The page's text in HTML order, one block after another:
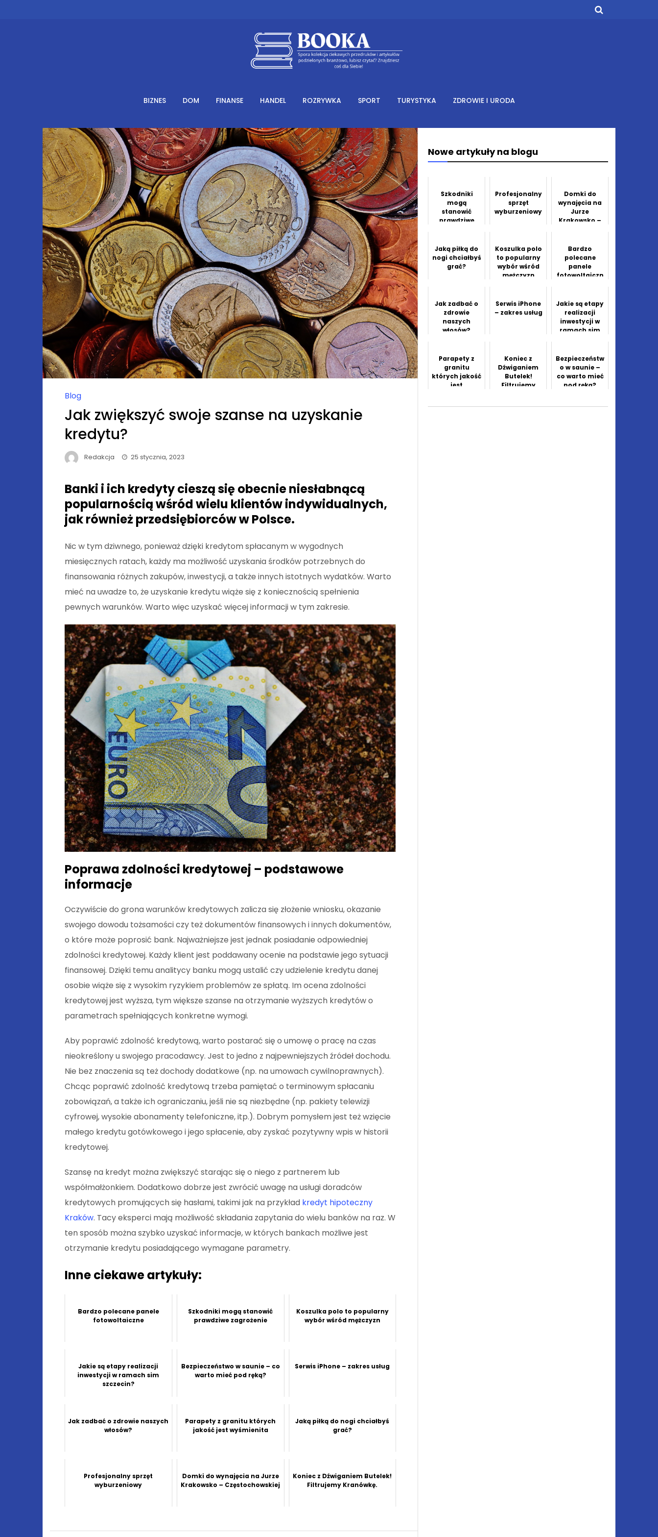
BIZNES DOM FINANSE HANDEL ROZRYWKA SPORT TURYSTYKA ZDROWIE I URODA
Blog
Jak zwiększyć swoje szanse na uzyskanie
kredytu?
Redakcja 25 stycznia, 2023
Banki i ich kredyty cieszą się obecnie niesłabnącą
popularnością wśród wielu klientów indywidualnych,
jak również przedsiębiorców w Polsce.
Nic w tym dziwnego, ponieważ dzięki kredytom spłacanym w wygodnych
miesięcznych ratach, każdy ma możliwość uzyskania środków potrzebnych do
finansowania różnych zakupów, inwestycji, a także innych istotnych wydatków. Warto
mieć na uwadze to, że uzyskanie kredytu wiąże się z koniecznością spełnienia
pewnych warunków. Warto więc uzyskać więcej informacji w tym zakresie.
Poprawa zdolności kredytowej – podstawowe
informacje
Oczywiście do grona warunków kredytowych zalicza się złożenie wniosku, okazanie
swojego dowodu tożsamości czy też dokumentów finansowych i innych dokumentów,
o które może poprosić bank. Najważniejsze jest jednak posiadanie odpowiedniej
zdolności kredytowej. Każdy klient jest poddawany ocenie na podstawie jego sytuacji
finansowej. Dzięki temu analitycy banku mogą ustalić czy udzielenie kredytu danej
osobie wiąże się z wysokim ryzykiem problemów ze spłatą. Im ocena zdolności
kredytowej jest wyższa, tym większe szanse na otrzymanie wyższych kredytów o
parametrach spełniających konkretne wymogi.
Aby poprawić zdolność kredytową, warto postarać się o umowę o pracę na czas
nieokreślony u swojego pracodawcy. Jest to jedno z najpewniejszych źródeł dochodu.
Nie bez znaczenia są też dochody dodatkowe (np. na umowach cywilnoprawnych).
Chcąc poprawić zdolność kredytową trzeba pamiętać o terminowym spłacaniu
zobowiązań, a także ich ograniczaniu, jeśli nie są niezbędne (np. pakiety telewizji
cyfrowej, wysokie abonamenty telefoniczne, itp.). Dobrym pomysłem jest też wzięcie
małego kredytu gotówkowego i jego spłacenie, aby zyskać pozytywny wpis w historii
kredytowej.
Szansę na kredyt można zwiększyć starając się o niego z partnerem lub
współmałżonkiem. Dodatkowo dobrze jest zwrócić uwagę na usługi doradców
kredytowych promujących się hasłami, takimi jak na przykład kredyt hipoteczny
Kraków. Tacy eksperci mają możliwość składania zapytania do wielu banków na raz. W
ten sposób można szybko uzyskać informacje, w których bankach możliwe jest
otrzymanie kredytu posiadającego wymagane parametry.
Inne ciekawe artykuły:
Bardzo polecane panele
fotowoltaiczne
Szkodniki mogą stanowić
prawdziwe zagrożenie
Koszulka polo to popularny
wybór wśród mężczyzn
Jakie są etapy realizacji
inwestycji w ramach sim
szczecin?
Bezpieczeństwo w saunie – co
warto mieć pod ręką?
Serwis iPhone – zakres usług
Jak zadbać o zdrowie naszych
włosów?
Parapety z granitu których
jakość jest wyśmienita
Jaką piłką do nogi chciałbyś
grać?
Profesjonalny sprzęt
wyburzeniowy
Domki do wynajęcia na Jurze
Krakowsko – Częstochowskiej
Koniec z Dźwiganiem Butelek!
Filtrujemy Kranówkę.
Nowe artykuły na blogu
Szkodniki
mogą
stanowić
prawdziwe
Profesjonalny
sprzęt
wyburzeniowy
Domki do
wynajęcia na
Jurze
Krakowsko –
Jaką piłką do
nogi chciałbyś
grać?
Koszulka polo
to popularny
wybór wśród
mężczyzn
Bardzo
polecane
panele
fotowoltaiczn
Jak zadbać o
zdrowie
naszych
włosów?
Serwis iPhone
– zakres usług
Jakie są etapy
realizacji
inwestycji w
ramach sim
Parapety z
granitu
których jakość
jest
Koniec z
Dźwiganiem
Butelek!
Filtrujemy
Bezpieczeństw
o w saunie –
co warto mieć
pod ręką?